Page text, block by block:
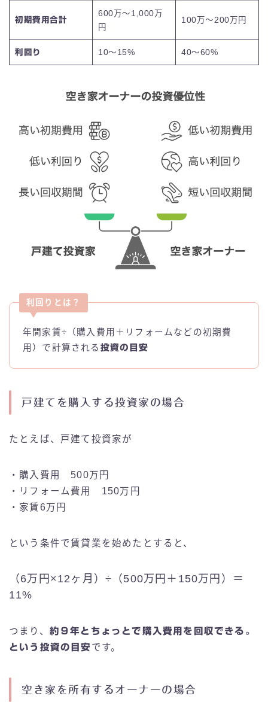
初期費用合計
600万〜1,000万
円
100万〜200万円
利回り 10〜15% 40〜60%
利回りとは？
年間家賃÷（購入費用＋リフォームなどの初期費
用）で計算される 投資の目安
戸建てを購入する投資家の場合
たとえば、戸建て投資家が
・購入費用 500万円
・リフォーム費用 150万円
・家賃6万円
という条件で賃貸業を始めたとすると、
（6万円×12ヶ月）÷（500万円＋150万円）＝
11%
つまり、 約９年とちょっとで購入費用を回収できる。
という投資の目安 です。
空き家を所有するオーナーの場合